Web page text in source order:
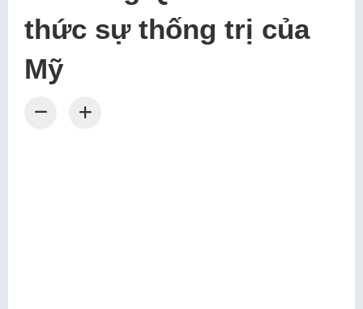
thức sự thống trị của
Mỹ